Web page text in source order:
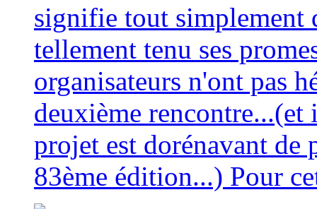
signifie tout simplement
tellement tenu ses
organisateurs n'ont pas
deuxième
projet est dorénavant de
83ème édition...) Pour